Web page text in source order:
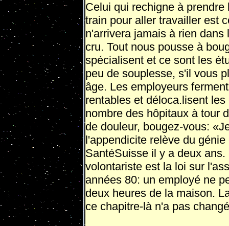
Celui qui rechigne à prendre
train pour aller travailler est
n'arrivera jamais à rien
cru. Tout nous pousse à
spécialisent et ce sont les
peu de souplesse, s'il vous
âge. Les employeurs
rentables et déloca.lisent
nombre des hôpitaux à tour
de douleur, bougez-vous:
l'appendicite relève du
SantéSuisse il y a deux
volontariste est la loi sur
années 80: un employé ne
deux heures de la maison.
ce chapitre-là n'a pas